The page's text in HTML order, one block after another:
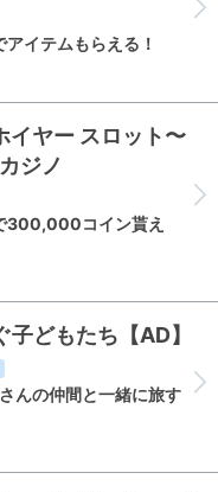
イテムもらえる！
イヤー スロット〜
ジノ
300,000コイン貰え
どもたち【AD】
んの仲間と一緒に旅す